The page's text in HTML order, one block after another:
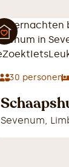
30 personen
Sevenum,